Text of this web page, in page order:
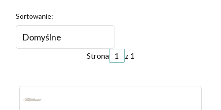
Lista produktów
Sortowanie:
Domyślne
Strona z 1